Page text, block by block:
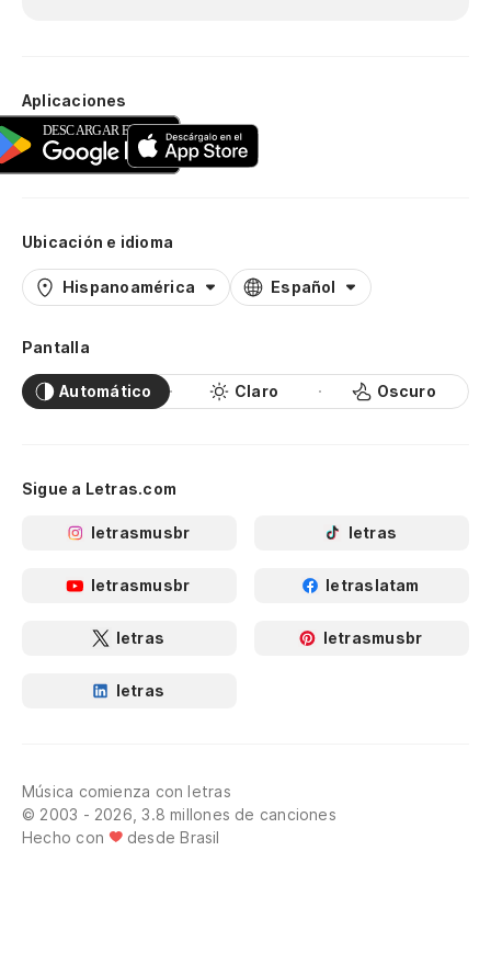
Aplicaciones
Ubicación e idioma
Hispanoamérica Español
Pantalla
Automático Claro Oscuro
Sigue a Letras.com
letrasmusbr letras
letrasmusbr letraslatam
letras letrasmusbr
letras
Música comienza con letras
© 2003 - 2026, 3.8 millones de canciones
Hecho con
desde Brasil